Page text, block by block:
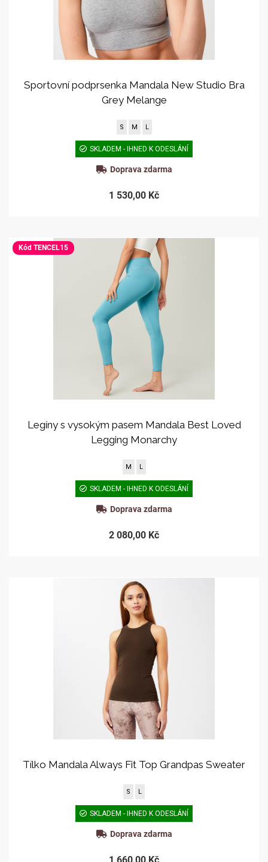
Sportovní podprsenka Mandala New Studio Bra
Grey Melange
S M L
SKLADEM - IHNED K ODESLÁNÍ
Doprava zdarma
1 530,00 Kč
Kód TENCEL15
Legíny s vysokým pasem Mandala Best Loved
Legging Monarchy
M L
SKLADEM - IHNED K ODESLÁNÍ
Doprava zdarma
2 080,00 Kč
Tílko Mandala Always Fit Top Grandpas Sweater
S L
SKLADEM - IHNED K ODESLÁNÍ
Doprava zdarma